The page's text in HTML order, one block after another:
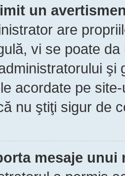
un
are
vi se poate
şi
acordate pe
nu ştiţi sigur de
mesaje unui